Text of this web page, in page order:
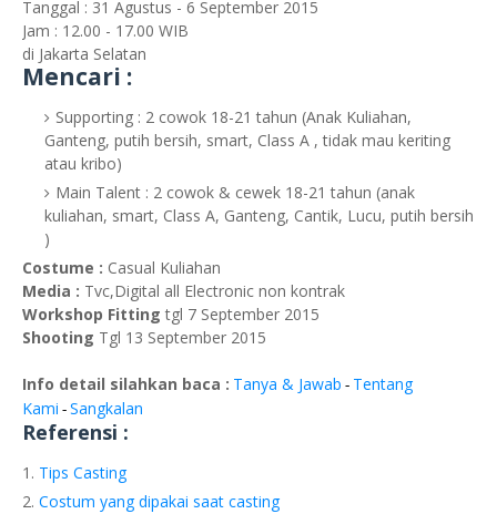
Tanggal : 31 Agustus - 6 September 2015
Jam : 12.00 - 17.00 WIB
di Jakarta Selatan
Mencari :
Supporting : 2 cowok 18-21 tahun (Anak Kuliahan,
Ganteng, putih bersih, smart, Class A , tidak mau keriting
atau kribo)
Main Talent : 2 cowok & cewek 18-21 tahun (anak
kuliahan, smart, Class A, Ganteng, Cantik, Lucu, putih bersih
)
Costume : Casual Kuliahan
Media : Tvc,Digital all Electronic non kontrak
Workshop Fittingtgl 7 September 2015
Shooting Tgl 13 September 2015
Info detail silahkan baca : Tanya & Jawab - Tentang
Kami - Sangkalan
Referensi :
Tips Casting
Costum yang dipakai saat casting